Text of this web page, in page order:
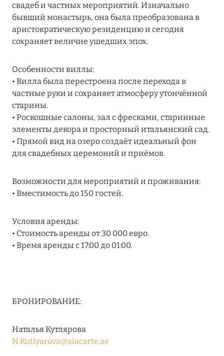
19 июля 2024
BIJAL: АКТУАЛЬНЫЕ СПЕЦИАЛЬНЫЕ
ПРЕДЛОЖЕНИЯ
05 июля 2024
THE ST. REGIS MALDIVES VOMMULI RESORT:
НОВОГОДНИЕ ДАТЫ СО СКИДКОЙ 25%
Подробнее
26 июня 2024
SIX SENSES HOTELS RESORTS SPAS: ОАЗИС
ОТДЫХА
Подробнее
ВЫГОДНЕЕ ДО 20%
свадеб и частных мероприятий. Изначально
бывший монастырь, она была преобразована в
аристократическую резиденцию и сегодня
сохраняет величие ушедших эпох.
Особенности виллы:
• Вилла была перестроена после перехода в
частные руки и сохраняет атмосферу утончённой
старины.
• Роскошные салоны, зал с фресками, старинные
элементы декора и просторный итальянский сад.
• Прямой вид на озеро создаёт идеальный фон
для свадебных церемоний и приёмов.
Возможности для мероприятий и проживания:
• Вместимость до 150 гостей.
Условия аренды:
• Стоимость аренды от 30 000 евро.
• Время аренды с 17:00 до 01:00.
БРОНИРОВАНИЕ:
Наталья Кутлярова
N.Kutlyarova@alacarte.ae